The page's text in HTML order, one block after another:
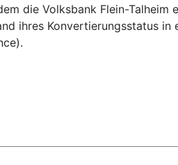
die Volksbank Flein-Talheim
ihres Konvertierungsstatus in